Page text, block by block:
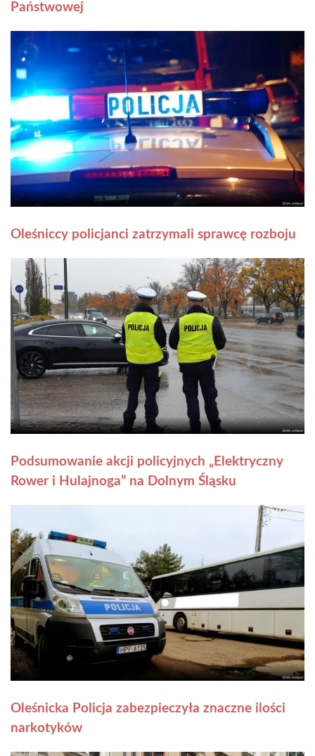
Państwowej
Oleśniccy policjanci zatrzymali sprawcę rozboju
Podsumowanie akcji policyjnych „Elektryczny
Rower i Hulajnoga” na Dolnym Śląsku
Oleśnicka Policja zabezpieczyła znaczne ilości
narkotyków